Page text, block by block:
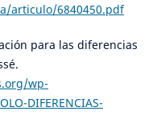
articulo/6840450.pdf
para las diferencias
wp-
DIFERENCIAS-